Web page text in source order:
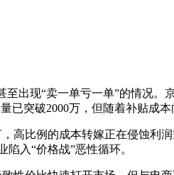
现“卖一单亏一单”的情况。
突破2000万，但随着补贴成
比例的成本转嫁正在侵蚀利
入“价格战”恶性循环。